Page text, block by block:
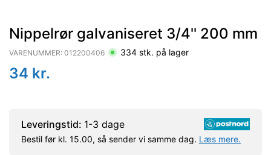
Nippelrør galvaniseret 3/4'' 200 mm
VARENUMMER: 012200406 334 stk. på lager
34 kr.
Leveringstid: 1-3 dage
Bestil før kl. 15.00, så sender vi samme dag. Læs mere.